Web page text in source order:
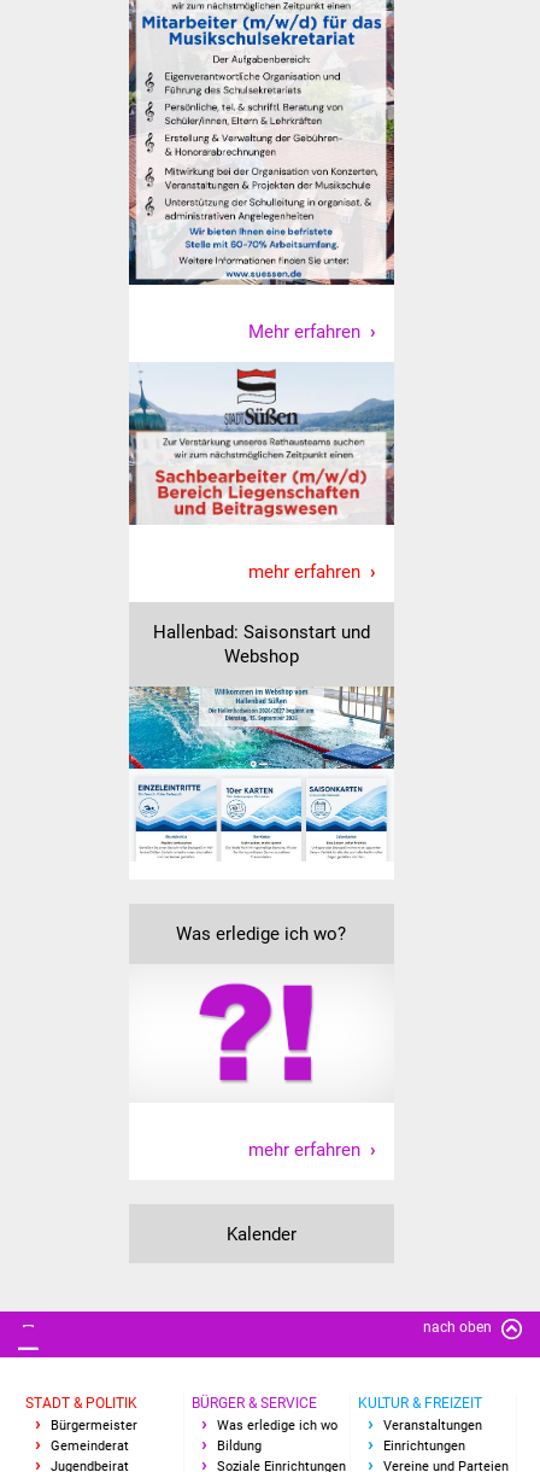
Mehr erfahren
mehr erfahren
Hallenbad: Saisonstart und
Webshop
Was erledige ich wo?
mehr erfahren
Kalender
nach oben
STADT & POLITIK
Bürgermeister
Gemeinderat
Jugendbeirat
BÜRGER & SERVICE
Was erledige ich wo
Bildung
Soziale Einrichtungen
KULTUR & FREIZEIT
Veranstaltungen
Einrichtungen
Vereine und Parteien